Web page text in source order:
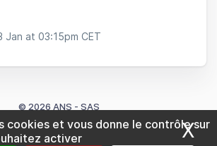
Jan at 03:15pm CET
© 2026 ANS - SAS
cookies et vous donne le contrôle sur
activer
X